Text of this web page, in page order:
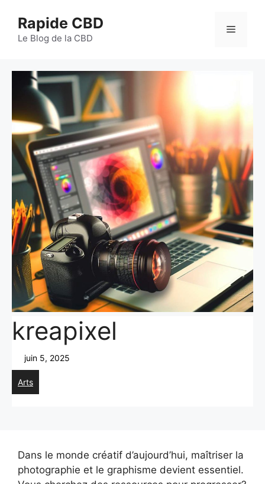
contenu
Rapide CBD
Le Blog de la CBD
Menu
kreapixel
juin 5, 2025
Arts
Dans le monde créatif d’aujourd’hui, maîtriser la
photographie et le graphisme devient essentiel.